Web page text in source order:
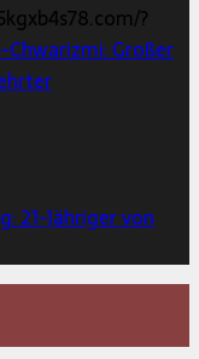
?
Chwarizmi: Großer
21-Jähriger von